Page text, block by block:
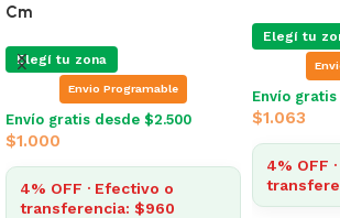
Cm
Elegí tu zona
Envio Programable
Envío gratis desde $2.500
$1.000
4% OFF · Efectivo o
transferencia: $960
Elegí tu
Envío
$1.063
4% OFF